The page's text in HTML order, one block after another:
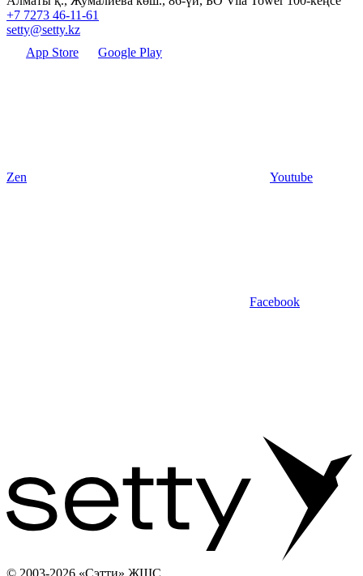
+7 7273 46-11-61
setty@setty.kz
App Store
Google Play
Zen Youtube
Facebook